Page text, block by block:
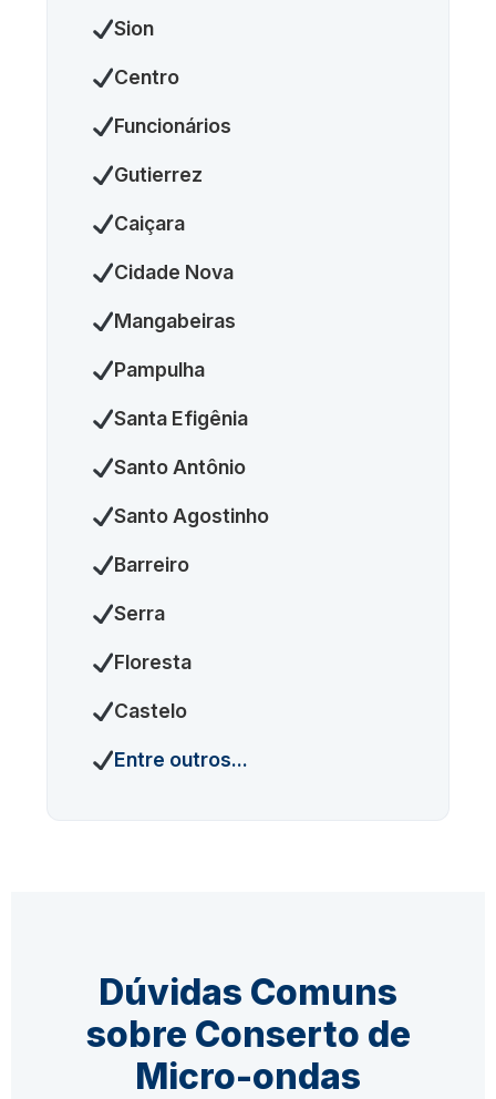
Sion
Centro
Funcionários
Gutierrez
Caiçara
Cidade Nova
Mangabeiras
Pampulha
Santa Efigênia
Santo Antônio
Santo Agostinho
Barreiro
Serra
Floresta
Castelo
Entre outros...
Dúvidas Comuns
sobre Conserto de
Micro-ondas